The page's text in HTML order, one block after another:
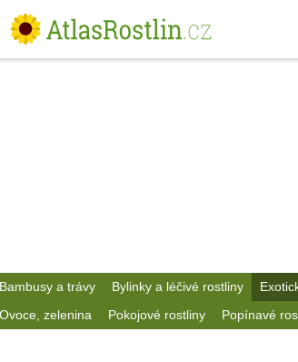
Bambusy a trávy Bylinky a léčivé rostliny
Ovoce, zelenina
Pokojové rostliny Popínavé